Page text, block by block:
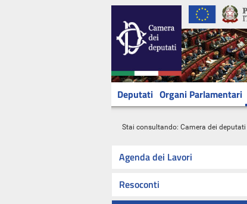
Deputati Organi Parlamentari
Stai consultando: Camera dei deputati
Agenda dei Lavori
Resoconti